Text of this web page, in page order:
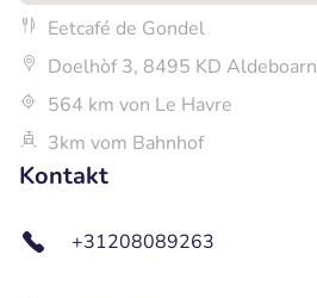
Eetcafé de Gondel
Doelhòf 3, 8495 KD Aldeboarn
564 km von Le Havre
3km vom Bahnhof
Kontakt
+31208089263